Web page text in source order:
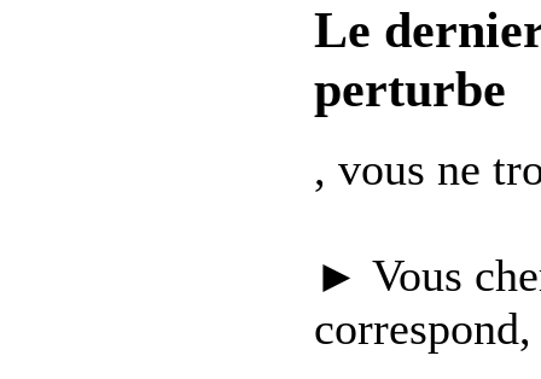
Le
perturbe
, vous ne
► Vous
correspond,